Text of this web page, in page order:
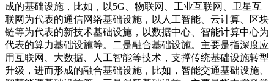
成的基础设施，比如，以5G、物联网、工业互联网、卫星互
联网为代表的通信网络基础设施，以人工智能、云计算、区块
链等为代表的新技术基础设施，以数据中心、智能计算中心为
代表的算力基础设施等。二是融合基础设施。主要是指深度应
用互联网、大数据、人工智能等技术，支撑传统基础设施转型
升级，进而形成的融合基础设施，比如，智能交通基础设施、